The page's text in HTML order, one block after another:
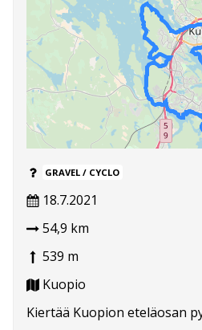
GRAVEL / CYCLO
18.7.2021
54,9 km
539 m
Kuopio
Kiertää Kuopion eteläosan